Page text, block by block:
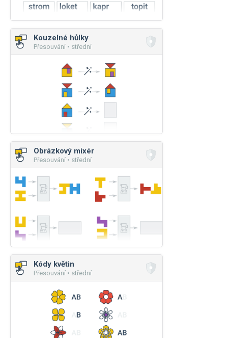
Kouzelné hůlky
Přesouvání • střední
Obrázkový mixér
Přesouvání • střední
Kódy květin
Přesouvání • střední